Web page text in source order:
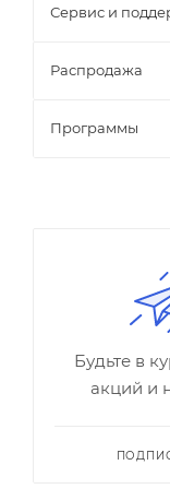
Сервис и
Распродажа
Программы
Будьте в
акций и